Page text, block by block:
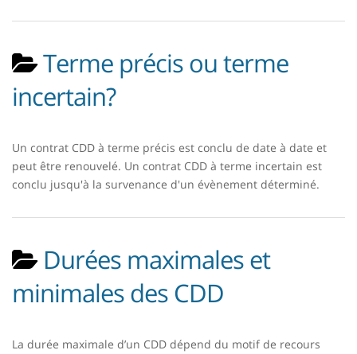
Terme précis ou terme
incertain?
Un contrat CDD à terme précis est conclu de date à date et
peut être renouvelé. Un contrat CDD à terme incertain est
conclu jusqu'à la survenance d'un évènement déterminé.
Durées maximales et
minimales des CDD
La durée maximale d’un CDD dépend du motif de recours